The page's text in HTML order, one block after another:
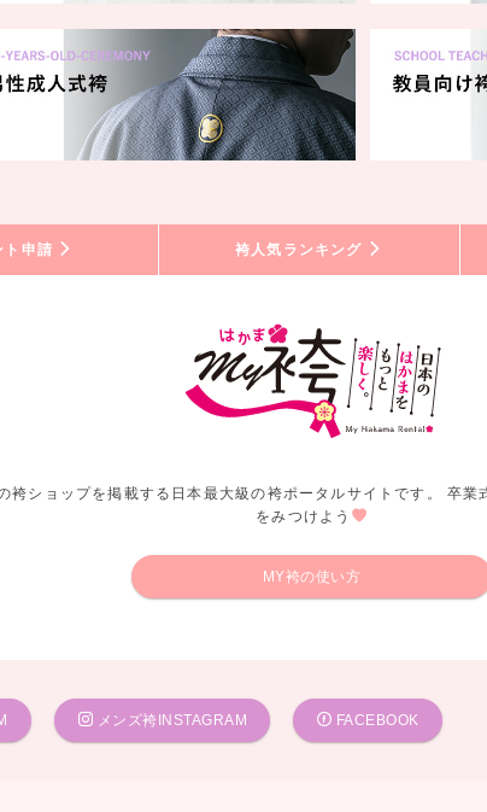
ト申請 袴人気ランキング
袴ショップを掲載する日本最大級の袴ポータルサイトです。 卒業
をみつけよう
MY袴の使い方
メンズ袴INSTAGRAM FACEBOOK